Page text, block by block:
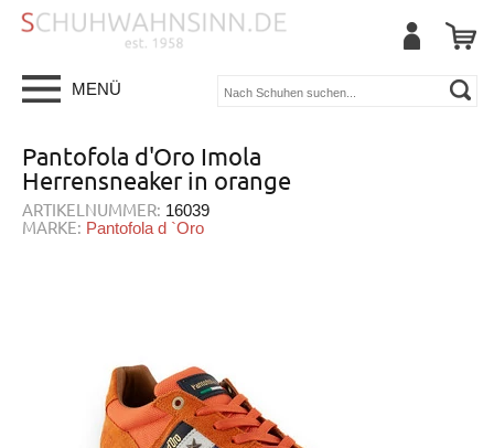
MENÜ
Pantofola d'Oro Imola
Herrensneaker in orange
ARTIKELNUMMER: 16039
MARKE: Pantofola d `Oro